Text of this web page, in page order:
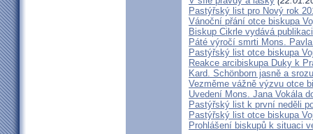
Pastýřský list pro Nový rok
Vánoční přání otce biskupa
Biskup Cikrle vydává
Páté výročí smrti Mons.
Pastýřský list otce biskupa
Reakce arcibiskupa Duky k
Kard. Schönborn jasně a
Vezměme vážně výzvu otce
Uvedení Mons. Jana Vokála
Pastýřský list k první neděli
Pastýřský list otce biskupa
Prohlášení biskupů k situaci